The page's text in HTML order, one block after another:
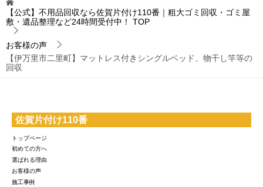
【公式】不用品回収なら佐賀片付け110番｜粗大ゴミ回収・ゴミ屋
敷・遺品整理など24時間受付中！
TOP
お客様の声
【伊万里市二里町】マットレス付きシングルベッド、物干し竿等の
回収
佐賀片付け110番
トップページ
初めての方へ
選ばれる理由
お客様の声
施工事例